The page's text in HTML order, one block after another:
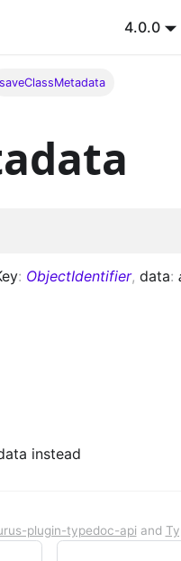
4.0.0
saveClassMetadata
: ObjectIdentifier, data:
instead
plugin-typedoc-api and